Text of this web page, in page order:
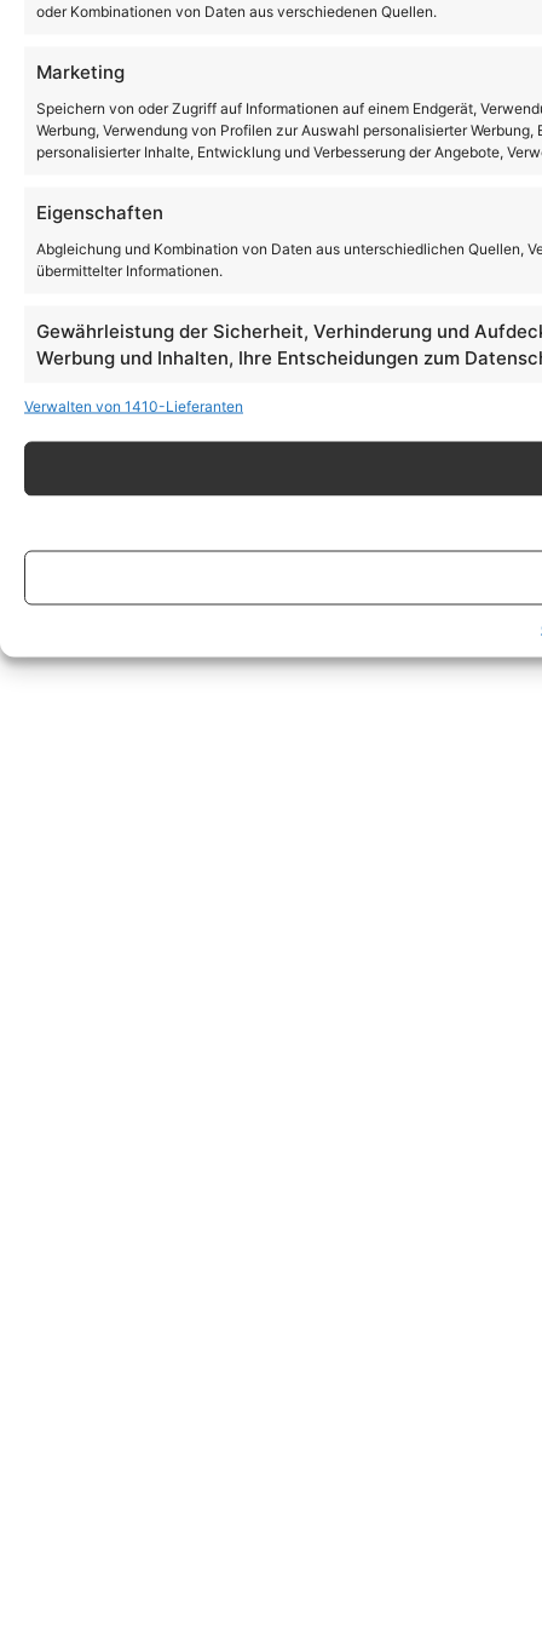
oder Kombinationen von Daten aus verschiedenen Quellen.
Marketing
Speichern von oder Zugriff auf Informationen auf einem Endgerät,
Werbung, Verwendung von Profilen zur Auswahl personalisierter
personalisierter Inhalte, Entwicklung und Verbesserung der Angebote,
Eigenschaften
Abgleichung und Kombination von Daten aus unterschiedlichen Quellen,
übermittelter Informationen.
Gewährleistung der Sicherheit, Verhinderung und
Werbung und Inhalten, Ihre Entscheidungen zum
Verwalten von 1410-Lieferanten